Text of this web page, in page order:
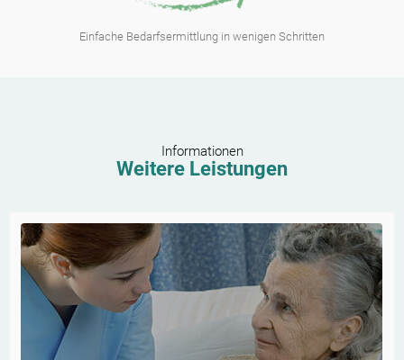
Einfache Bedarfsermittlung in wenigen Schritten
Informationen
Weitere Leistungen